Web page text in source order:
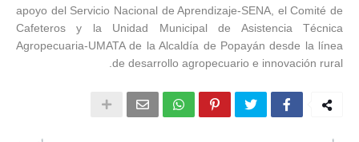
apoyo del Servicio Nacional de Aprendizaje-SENA, el Comité de
Cafeteros y la Unidad Municipal de Asistencia Técnica
Agropecuaria-UMATA de la Alcaldía de Popayán desde la línea
de desarrollo agropecuario e innovación rural.